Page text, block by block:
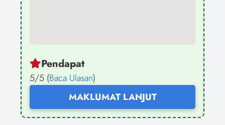
Pendapat
5/5 (Baca Ulasan)
MAKLUMAT LANJUT